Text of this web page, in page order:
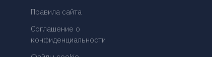
Правила сайта
Соглашение о
конфиденциальности